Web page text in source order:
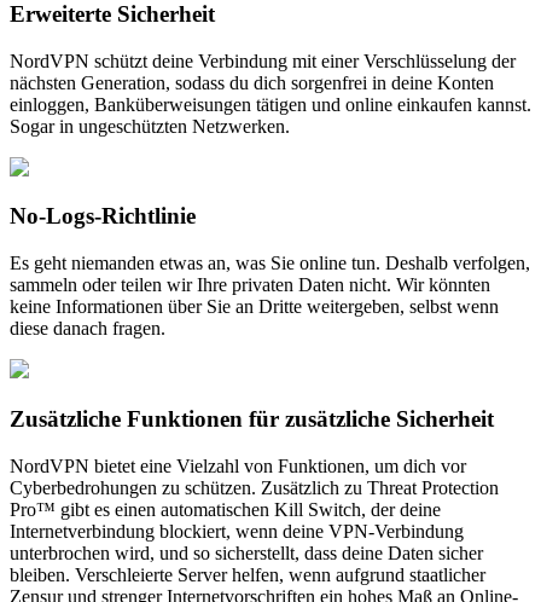
Erweiterte Sicherheit
NordVPN schützt deine Verbindung mit einer Verschlüsselung der
nächsten Generation, sodass du dich sorgenfrei in deine Konten
einloggen, Banküberweisungen tätigen und online einkaufen kannst.
Sogar in ungeschützten Netzwerken.
No-Logs-Richtlinie
Es geht niemanden etwas an, was Sie online tun. Deshalb verfolgen,
sammeln oder teilen wir Ihre privaten Daten nicht. Wir könnten
keine Informationen über Sie an Dritte weitergeben, selbst wenn
diese danach fragen.
Zusätzliche Funktionen für zusätzliche Sicherheit
NordVPN bietet eine Vielzahl von Funktionen, um dich vor
Cyberbedrohungen zu schützen. Zusätzlich zu Threat Protection
Pro™ gibt es einen automatischen Kill Switch, der deine
Internetverbindung blockiert, wenn deine VPN-Verbindung
unterbrochen wird, und so sicherstellt, dass deine Daten sicher
bleiben. Verschleierte Server helfen, wenn aufgrund staatlicher
Zensur und strenger Internetvorschriften ein hohes Maß an Online-